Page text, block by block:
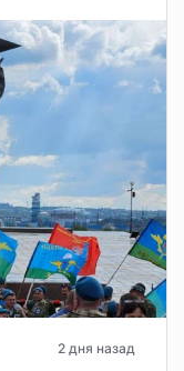
2 дня назад